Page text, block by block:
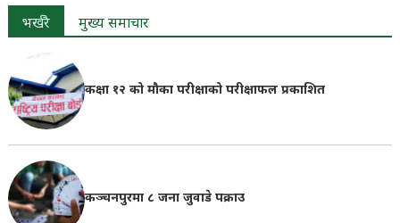
भर्खरै मुख्य समाचार
कक्षा १२ को मौका परीक्षाको परीक्षाफल प्रकाशित
कञ्चनपुरमा ८ जना जुवाडे पक्राउ